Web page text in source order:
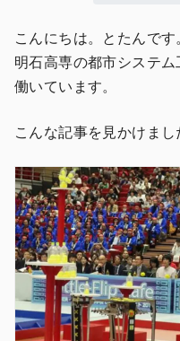
こんにちは。とたんです。
明石高専の都市システ
働いています。
こんな記事を見かけまし